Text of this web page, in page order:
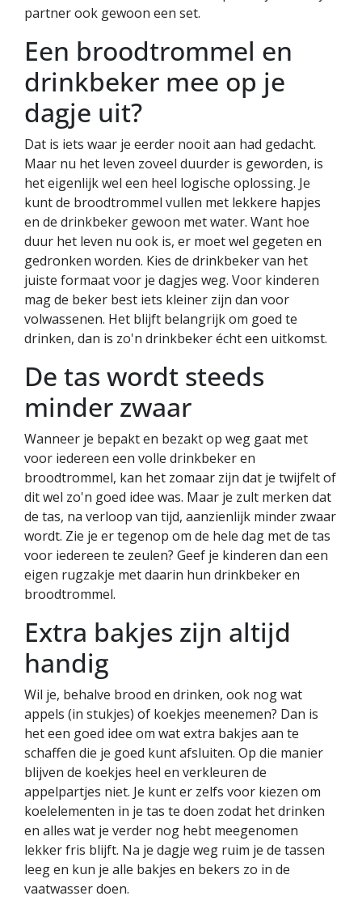
partner ook gewoon een set.
Een broodtrommel en
drinkbeker mee op je
dagje uit?
Dat is iets waar je eerder nooit aan had gedacht.
Maar nu het leven zoveel duurder is geworden, is
het eigenlijk wel een heel logische oplossing. Je
kunt de broodtrommel vullen met lekkere hapjes
en de drinkbeker gewoon met water. Want hoe
duur het leven nu ook is, er moet wel gegeten en
gedronken worden. Kies de drinkbeker van het
juiste formaat voor je dagjes weg. Voor kinderen
mag de beker best iets kleiner zijn dan voor
volwassenen. Het blijft belangrijk om goed te
drinken, dan is zo'n drinkbeker écht een uitkomst.
De tas wordt steeds
minder zwaar
Wanneer je bepakt en bezakt op weg gaat met
voor iedereen een volle drinkbeker en
broodtrommel, kan het zomaar zijn dat je twijfelt of
dit wel zo'n goed idee was. Maar je zult merken dat
de tas, na verloop van tijd, aanzienlijk minder zwaar
wordt. Zie je er tegenop om de hele dag met de tas
voor iedereen te zeulen? Geef je kinderen dan een
eigen rugzakje met daarin hun drinkbeker en
broodtrommel.
Extra bakjes zijn altijd
handig
Wil je, behalve brood en drinken, ook nog wat
appels (in stukjes) of koekjes meenemen? Dan is
het een goed idee om wat extra bakjes aan te
schaffen die je goed kunt afsluiten. Op die manier
blijven de koekjes heel en verkleuren de
appelpartjes niet. Je kunt er zelfs voor kiezen om
koelelementen in je tas te doen zodat het drinken
en alles wat je verder nog hebt meegenomen
lekker fris blijft. Na je dagje weg ruim je de tassen
leeg en kun je alle bakjes en bekers zo in de
vaatwasser doen.